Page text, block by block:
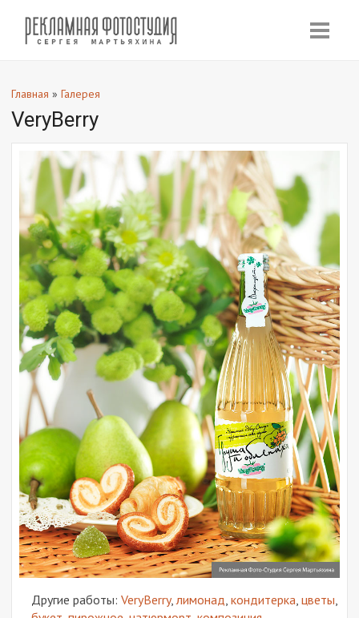
Главная » Галерея
VeryBerry
Другие работы: VeryBerry,лимонад, кондитерка, цветы,